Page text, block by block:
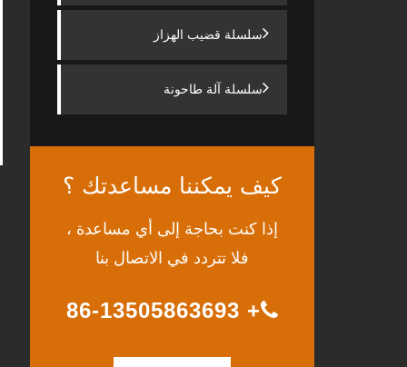
سلسلة قضيب الهزاز
سلسلة آلة طاحونة
كيف يمكننا مساعدتك ؟
إذا كنت بحاجة إلى أي مساعدة ،
فلا تتردد في الاتصال بنا
+ 86-13505863693